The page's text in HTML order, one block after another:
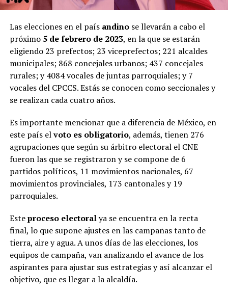
Las elecciones en el país andinose llevarán a cabo el
próximo 5 de febrero de 2023, en la que se estarán
eligiendo 23 prefectos; 23 viceprefectos; 221 alcaldes
municipales; 868 concejales urbanos; 437 concejales
rurales; y 4084 vocales de juntas parroquiales; y 7
vocales del CPCCS. Estás se conocen como seccionales y
se realizan cada cuatro años.
Es importante mencionar que a diferencia de México, en
este país elvoto es obligatorio, además, tienen 276
agrupaciones que según su árbitro electoral el CNE
fueron las que se registraron y se compone de 6
partidos políticos, 11 movimientos nacionales, 67
movimientos provinciales, 173 cantonales y 19
parroquiales.
Esteproceso electoralya se encuentra en la recta
final, lo que supone ajustes en las campañas tanto de
tierra, aire y agua. A unos días de las elecciones, los
equipos de campaña, van analizando el avance de los
aspirantes para ajustar sus estrategias y así alcanzar el
objetivo, que es llegar a la alcaldía.